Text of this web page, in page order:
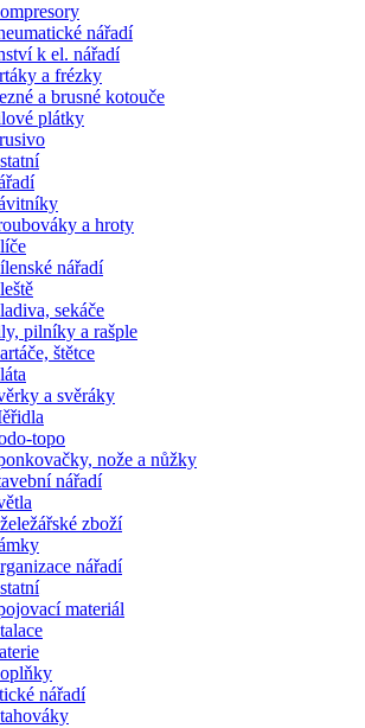
nářadí
k el. nářadí
a frézky
a brusné kotouče
plátky
a hroty
nářadí
sekáče
pilníky a rašple
štětce
a svěráky
topo
nože a nůžky
nářadí
zboží
nářadí
materiál
nářadí